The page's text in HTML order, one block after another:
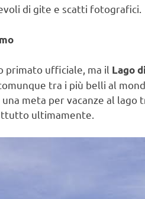
di gite e scatti fotografici.
primato ufficiale, ma il Lago
tra i più belli al
meta per vacanze al lago
ultimamente.